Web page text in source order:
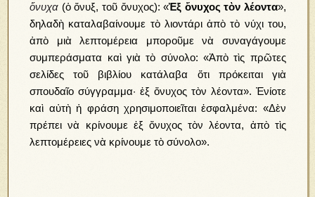
ὄνυχα (ὁ ὄνυξ, τοῦ ὄνυχος): «Ἐξ ὄνυχος τὸν λέοντα»,
δηλαδὴ καταλαβαίνουμε τὸ λιοντάρι ἀπὸ τὸ νύχι του,
ἀπὸ μιὰ λεπτομέρεια μποροῦμε νὰ συναγάγουμε
συμπεράσματα καὶ γιὰ τὸ σύνολο: «Ἀπὸ τὶς πρῶτες
σελίδες τοῦ βιβλίου κατάλαβα ὅτι πρόκειται γιὰ
σπουδαῖο σύγγραμμα· ἐξ ὄνυχος τὸν λέοντα». Ἐνίοτε
καὶ αὐτὴ ἡ φράση χρησιμοποιεῖται ἐσφαλμένα: «Δὲν
πρέπει νὰ κρίνουμε ἐξ ὄνυχος τὸν λέοντα, ἀπὸ τὶς
λεπτομέρειες νὰ κρίνουμε τὸ σύνολο».